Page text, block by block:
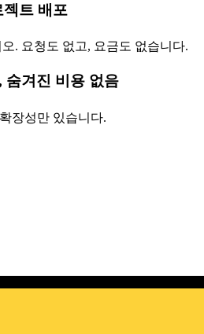
젝트 배포
. 요청도 없고, 요금도 없습니다.
숨겨진 비용 없음
장성만 있습니다.